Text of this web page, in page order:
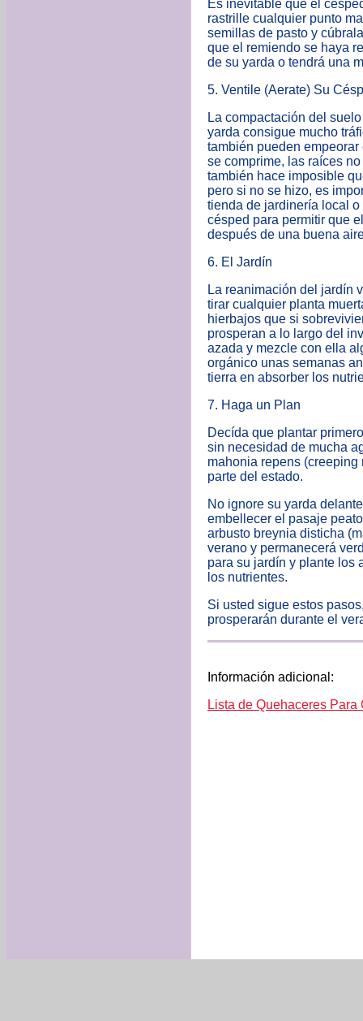
Es inevitable que el
rastrille cualquier punto
semillas de pasto y
que el remiendo se haya
de su yarda o tendrá una
5. Ventile (Aerate) Su
La compactación del
yarda consigue mucho
también pueden
se comprime, las raíces
también hace imposible
pero si no se hizo, es
tienda de jardinería local
césped para permitir que
después de una buena
6. El Jardín
La reanimación del jardín
tirar cualquier planta
hierbajos que si
prosperan a lo largo del
azada y mezcle con ella
orgánico unas semanas
tierra en absorber los
7. Haga un Plan
Decída que plantar
sin necesidad de mucha
mahonia repens
parte del estado.
No ignore su yarda
embellecer el pasaje
arbusto breynia disticha
verano y permanecerá
para su jardín y plante los
los nutrientes.
Si usted sigue estos
prosperarán durante el
Información adicional:
Lista de Quehaceres